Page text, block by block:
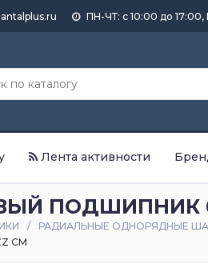
ПН-ЧТ: с 10:00 до 17:00,
Лента активности
ПОДШИПНИК
РАДИАЛЬНЫЕ ОДНОРЯДНЫЕ
CM